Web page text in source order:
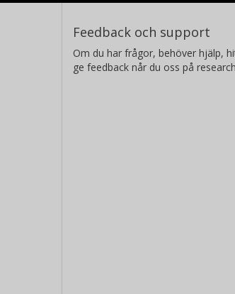
Feedback och support
Om du har frågor, behöver hjälp,
ge feedback når du oss på